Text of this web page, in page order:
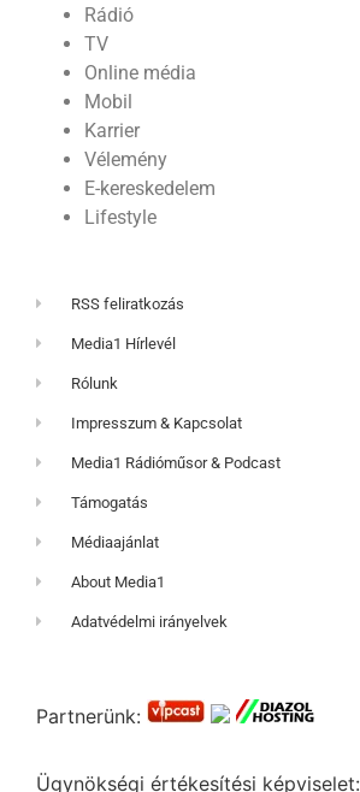
Rádió
TV
Online média
Mobil
Karrier
Vélemény
E-kereskedelem
Lifestyle
RSS feliratkozás
Media1 Hírlevél
Rólunk
Impresszum & Kapcsolat
Media1 Rádióműsor & Podcast
Támogatás
Médiaajánlat
About Media1
Adatvédelmi irányelvek
Partnerünk:
Ügynökségi értékesítési képviselet: